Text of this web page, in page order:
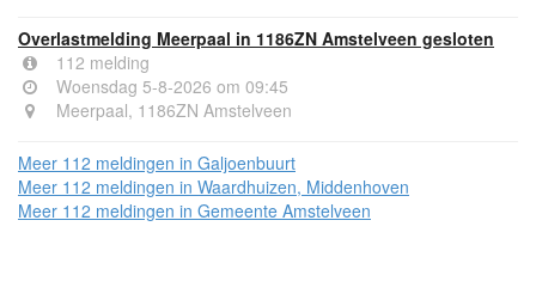
Overlastmelding Meerpaal in 1186ZN Amstelveen gesloten
112 melding
Woensdag 5-8-2026 om 09:45
Meerpaal, 1186ZN Amstelveen
Meer 112 meldingen in Galjoenbuurt
Meer 112 meldingen in Waardhuizen, Middenhoven
Meer 112 meldingen in Gemeente Amstelveen